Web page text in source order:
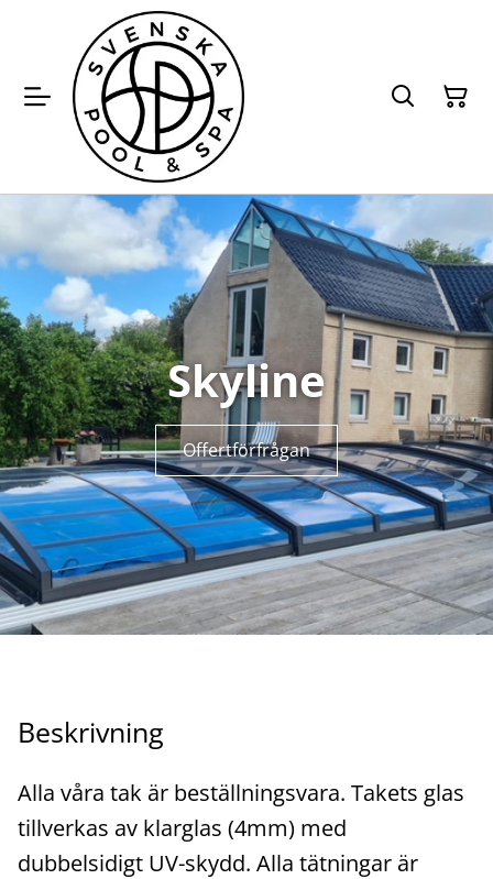
Skyline
Offertförfrågan
Beskrivning
Alla våra tak är beställningsvara. Takets glas
tillverkas av klarglas (4mm) med
dubbelsidigt UV-skydd. Alla tätningar är